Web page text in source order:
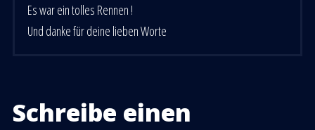
Es war ein tolles Rennen !
Und danke für deine lieben Worte
Schreibe einen